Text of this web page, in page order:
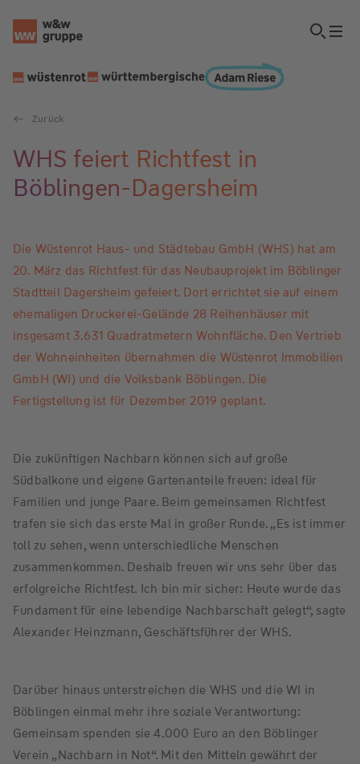
Zurück
WHS feiert Richtfest in
Böblingen-Dagersheim
Die Wüstenrot Haus- und Städtebau GmbH (WHS) hat am
20. März das Richtfest für das Neubauprojekt im Böblinger
Stadtteil Dagersheim gefeiert. Dort errichtet sie auf einem
ehemaligen Druckerei-Gelände 28 Reihenhäuser mit
insgesamt 3.631 Quadratmetern Wohnfläche. Den Vertrieb
der Wohneinheiten übernahmen die Wüstenrot Immobilien
GmbH (WI) und die Volksbank Böblingen. Die
Fertigstellung ist für Dezember 2019 geplant.
Die zukünftigen Nachbarn können sich auf große
Südbalkone und eigene Gartenanteile freuen: ideal für
Familien und junge Paare. Beim gemeinsamen Richtfest
trafen sie sich das erste Mal in großer Runde. „Es ist immer
toll zu sehen, wenn unterschiedliche Menschen
zusammenkommen. Deshalb freuen wir uns sehr über das
erfolgreiche Richtfest. Ich bin mir sicher: Heute wurde das
Fundament für eine lebendige Nachbarschaft gelegt“, sagte
Alexander Heinzmann, Geschäftsführer der WHS.
Darüber hinaus unterstreichen die WHS und die WI in
Böblingen einmal mehr ihre soziale Verantwortung:
Gemeinsam spenden sie 4.000 Euro an den Böblinger
Verein „Nachbarn in Not“. Mit den Mitteln gewährt der